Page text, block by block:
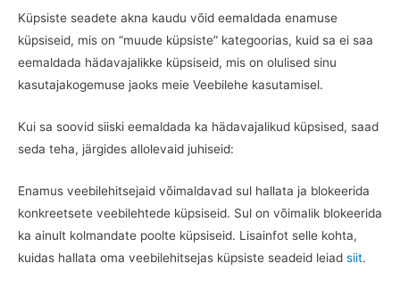
Küpsiste seadete akna kaudu võid eemaldada enamuse
küpsiseid, mis on “muude küpsiste” kategoorias, kuid sa ei saa
eemaldada hädavajalikke küpsiseid, mis on olulised sinu
kasutajakogemuse jaoks meie Veebilehe kasutamisel.
Kui sa soovid siiski eemaldada ka hädavajalikud küpsised, saad
seda teha, järgides allolevaid juhiseid:
Enamus veebilehitsejaid võimaldavad sul hallata ja blokeerida
konkreetsete veebilehtede küpsiseid. Sul on võimalik blokeerida
ka ainult kolmandate poolte küpsiseid. Lisainfot selle kohta,
kuidas hallata oma veebilehitsejas küpsiste seadeid leiad siit.